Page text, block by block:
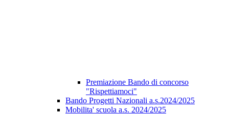
Premiazione Bando di concorso
"Rispettiamoci"
Bando Progetti Nazionali a.s.2024/2025
Mobilita' scuola a.s. 2024/2025